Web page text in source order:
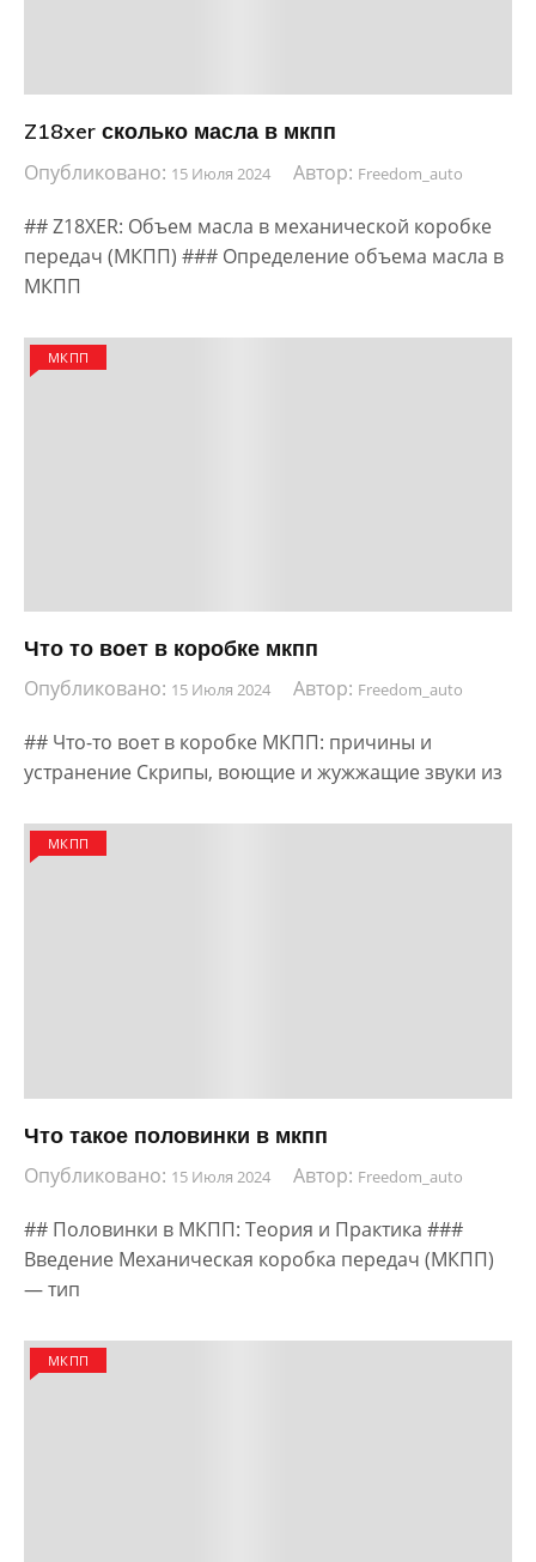
Z18xer сколько масла в мкпп
Опубликовано: 15 Июля 2024 Автор: Freedom_auto
## Z18XER: Объем масла в механической коробке
передач (МКПП) ### Определение объема масла в
МКПП
МКПП
Что то воет в коробке мкпп
Опубликовано: 15 Июля 2024 Автор: Freedom_auto
## Что-то воет в коробке МКПП: причины и
устранение Скрипы, воющие и жужжащие звуки из
МКПП
Что такое половинки в мкпп
Опубликовано: 15 Июля 2024 Автор: Freedom_auto
## Половинки в МКПП: Теория и Практика ###
Введение Механическая коробка передач (МКПП)
— тип
МКПП